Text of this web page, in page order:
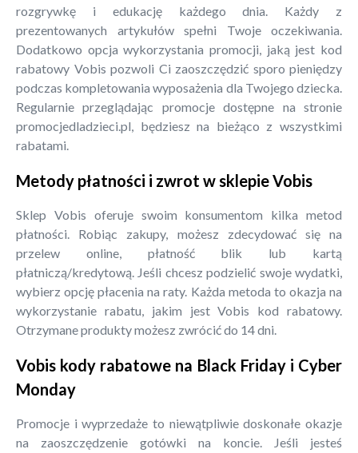
rozgrywkę i edukację każdego dnia. Każdy z
prezentowanych artykułów spełni Twoje oczekiwania.
Dodatkowo opcja wykorzystania promocji, jaką jest kod
rabatowy Vobis pozwoli Ci zaoszczędzić sporo pieniędzy
podczas kompletowania wyposażenia dla Twojego dziecka.
Regularnie przeglądając promocje dostępne na stronie
promocjedladzieci.pl, będziesz na bieżąco z wszystkimi
rabatami.
Metody płatności i zwrot w sklepie Vobis
Sklep Vobis oferuje swoim konsumentom kilka metod
płatności. Robiąc zakupy, możesz zdecydować się na
przelew online, płatność blik lub kartą
płatniczą/kredytową. Jeśli chcesz podzielić swoje wydatki,
wybierz opcję płacenia na raty. Każda metoda to okazja na
wykorzystanie rabatu, jakim jest Vobis kod rabatowy.
Otrzymane produkty możesz zwrócić do 14 dni.
Vobis kody rabatowe na Black Friday i Cyber
Monday
Promocje i wyprzedaże to niewątpliwie doskonałe okazje
na zaoszczędzenie gotówki na koncie. Jeśli jesteś